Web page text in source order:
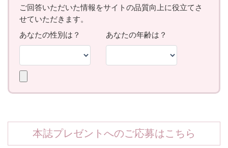
本誌プレゼントへのご応募はこちら